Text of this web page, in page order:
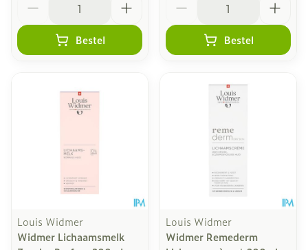
Bestel Bestel
Louis Widmer
Widmer Lichaamsmelk
Louis Widmer
Widmer Remederm